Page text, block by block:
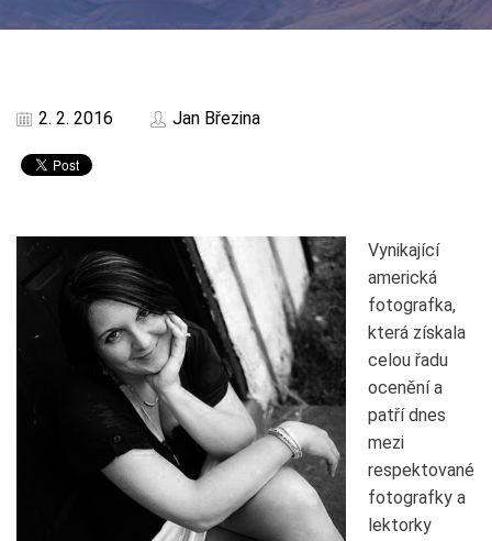
2. 2. 2016 Jan Březina
Vynikající
americká
fotografka,
která získala
celou řadu
ocenění a
patří dnes
mezi
respektované
fotografky a
lektorky